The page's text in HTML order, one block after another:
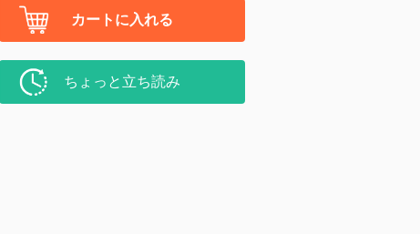
カートに入れる
ちょっと立ち読み